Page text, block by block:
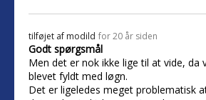
tilføjet af modild for 20 år siden
Godt spørgsmål
Men det er nok ikke lige til at vide, da
blevet fyldt med løgn.
Det er ligeledes meget problematisk